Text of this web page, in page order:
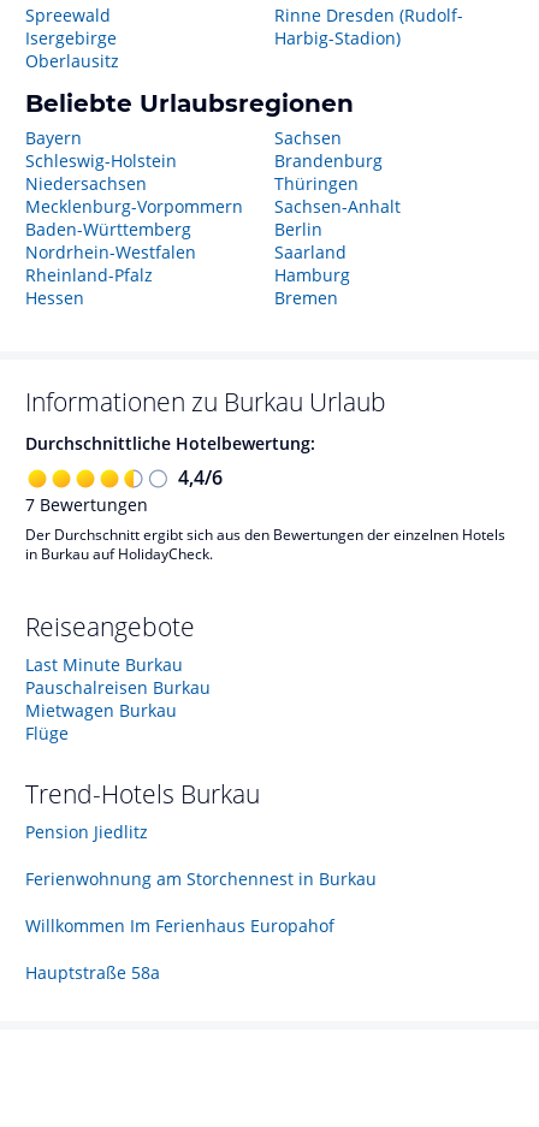
Spreewald
Isergebirge
Oberlausitz
Rinne Dresden (Rudolf-
Harbig-Stadion)
Beliebte Urlaubsregionen
Bayern
Schleswig-Holstein
Niedersachsen
Mecklenburg-Vorpommern
Baden-Württemberg
Nordrhein-Westfalen
Rheinland-Pfalz
Hessen
Sachsen
Brandenburg
Thüringen
Sachsen-Anhalt
Berlin
Saarland
Hamburg
Bremen
Informationen zu Burkau Urlaub
Durchschnittliche Hotelbewertung:
4,4/6
7 Bewertungen
Der Durchschnitt ergibt sich aus den Bewertungen der einzelnen Hotels
in Burkau auf HolidayCheck.
Reiseangebote
Last Minute Burkau
Pauschalreisen Burkau
Mietwagen Burkau
Flüge
Trend-Hotels Burkau
Pension Jiedlitz
Ferienwohnung am Storchennest in Burkau
Willkommen Im Ferienhaus Europahof
Hauptstraße 58a